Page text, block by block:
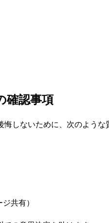
確認事項
しないために、次のような
共有）